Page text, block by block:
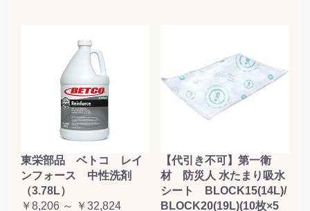
東栄部品 ベトコ レイ
ンフォース 中性洗剤
（3.78L）
￥8,206 ～ ￥32,824
【代引き不可】第一衛
材 防災人 水たまり吸水
シート BLOCK15(14L)/
BLOCK20(19L)(10枚×5